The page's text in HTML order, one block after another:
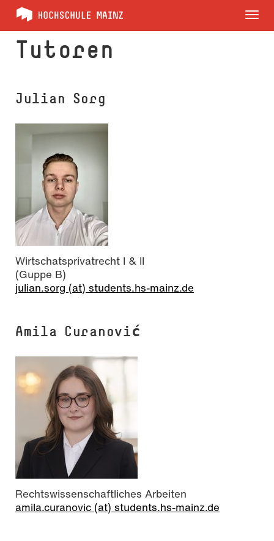
Tutoren
Julian Sorg
Wirtschatsprivatrecht I & II
(Guppe B)
julian.sorg (at) students.hs-mainz.de
Amila Curanović
Rechtswissenschaftliches Arbeiten
amila.curanovic (at) students.hs-mainz.de